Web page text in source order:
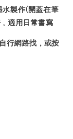
製作(開蓋在筆
適用日常書寫
行網路找，或按